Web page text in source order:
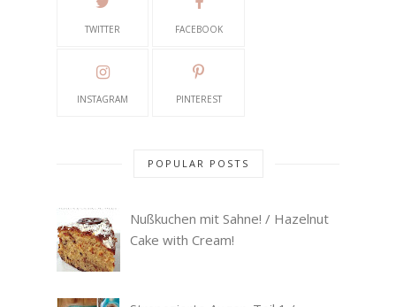
TWITTER FACEBOOK
INSTAGRAM PINTEREST
POPULAR POSTS
Nußkuchen mit Sahne! / Hazelnut
Cake with Cream!